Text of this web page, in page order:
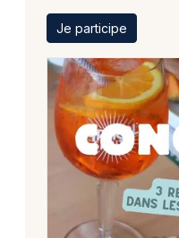
Je participe